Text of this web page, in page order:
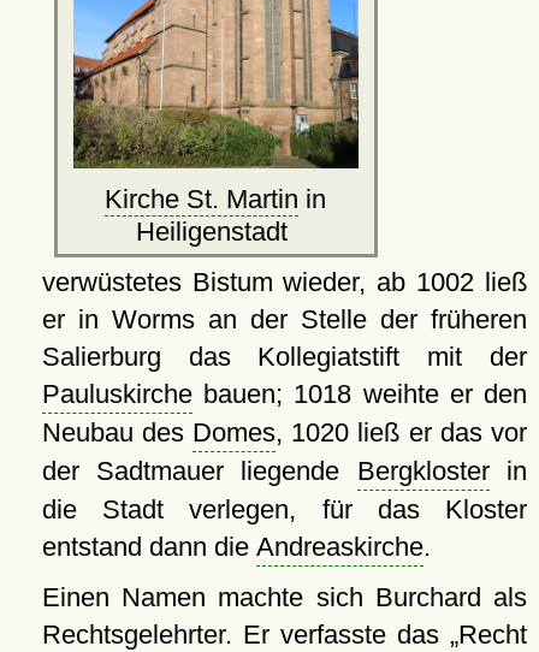
Kirche St. Martin in
Heiligenstadt
verwüstetes Bistum wieder, ab 1002 ließ
er in Worms an der Stelle der früheren
Salierburg das Kollegiatstift mit der
Pauluskirchebauen; 1018 weihte er den
Neubau des Domes, 1020 ließ er das vor
der Sadtmauer liegende Bergklosterin
die Stadt verlegen, für das Kloster
entstand dann die Andreaskirche.
Einen Namen machte sich Burchard als
Rechtsgelehrter. Er verfasste das
Recht